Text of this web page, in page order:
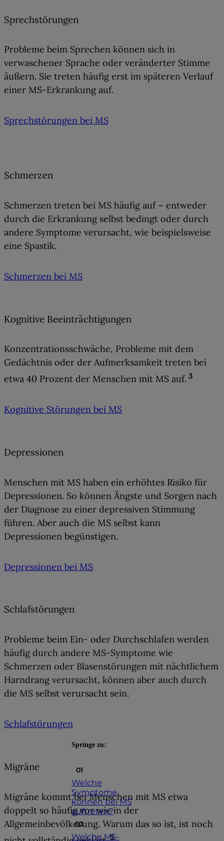
Springe zu:
Welche
Symptome
können bei MS
auftreten?
Welche MS-
Sprechstörungen
Probleme beim Sprechen können sich in
verwaschener Sprache oder veränderter Stimme
äußern. Sie treten häufig erst im späteren Verlauf
einer MS-Erkrankung auf.
Sprechstörungen bei MS
Schmerzen
Schmerzen treten bei MS häufig auf – entweder
durch die Erkrankung selbst bedingt oder durch
andere Symptome verursacht, wie beispielsweise
eine Spastik.
Schmerzen bei MS
Kognitive Beeinträchtigungen
Konzentrationsschwäche, Probleme mit dem
Gedächtnis oder der Aufmerksamkeit treten bei
etwa 40 Prozent der Menschen mit MS auf. 3
Kognitive Störungen bei MS
Depressionen
Menschen mit MS haben ein erhöhtes Risiko für
Depressionen. So können Ängste und Sorgen nach
der Diagnose zu einer depressiven Stimmung
führen. Aber auch die MS selbst kann
Depressionen begünstigen.
Depressionen bei MS
Schlafstörungen
Probleme beim Ein- oder Durchschlafen werden
häufig durch andere MS-Symptome wie
Schmerzen oder Blasenstörungen mit nächtlichem
Harndrang verursacht, können aber auch durch
die MS selbst verursacht sein.
Schlafstörungen
Migräne
Migräne kommt bei Menschen mit MS etwa
doppelt so häufigvor wie in der
Allgemeinbevölkerung. Warum das so ist, ist noch
5